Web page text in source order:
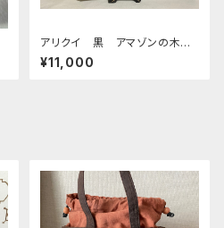
アリクイ 黒 アマゾンの木彫
りの動物
¥11,000